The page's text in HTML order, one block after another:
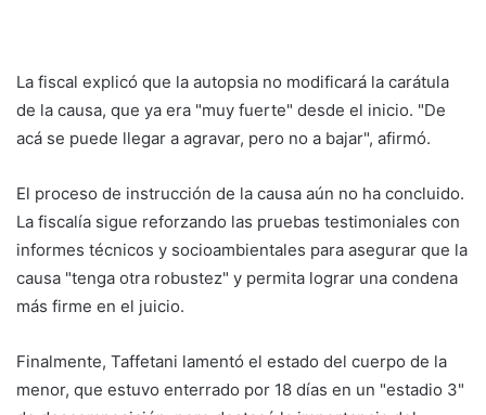
La fiscal explicó que la autopsia no modificará la carátula
de la causa, que ya era "muy fuerte" desde el inicio. "De
acá se puede llegar a agravar, pero no a bajar", afirmó.
El proceso de instrucción de la causa aún no ha concluido.
La fiscalía sigue reforzando las pruebas testimoniales con
informes técnicos y socioambientales para asegurar que la
causa "tenga otra robustez" y permita lograr una condena
más firme en el juicio.
Finalmente, Taffetani lamentó el estado del cuerpo de la
menor, que estuvo enterrado por 18 días en un "estadio 3"